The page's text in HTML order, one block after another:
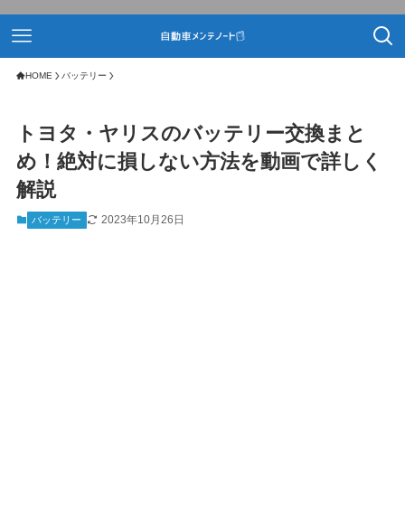
HOME バッテリー
トヨタ・ヤリスのバッテリー交換まと
め！絶対に損しない方法を動画で詳しく
解説
バッテリー 2023年10月26日